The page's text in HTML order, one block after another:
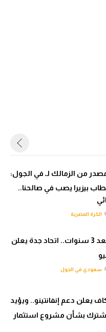
من الزمالك لـ في الجول:
بيزيرا يصب في صالحنا..
الكرة المصرية
بعد 3 سنوات.. اتحاد جدة يعلن
سعودي في الجول
يعلن دعم إنفانتينو.. ويؤيد
بشأن مشروع استثمار